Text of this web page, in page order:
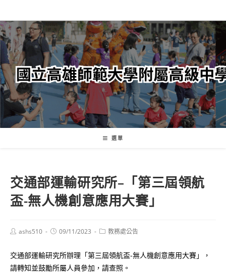
轉
至
主
內
容
選單
交通部運輸研究所–「第三屆領航
盃-無人機創意應用大賽」
Postashs510
Post09/11/2023
Post教務處公告
交通部運輸研究所辦理「第三屆領航盃-無人機創意應用大賽」，
請轉知並鼓勵所屬人員參加，請查照。